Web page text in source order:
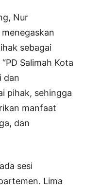
Nur
sebagai
Salimah Kota
dan
pihak, sehingga
manfaat
dan
sesi
Lima